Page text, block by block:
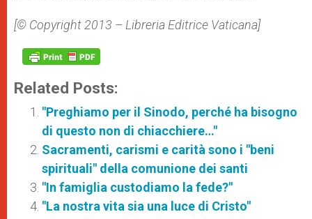
[© Copyright 2013 – Libreria Editrice Vaticana]
Related Posts:
"Preghiamo per il Sinodo, perché ha bisogno
di questo non di chiacchiere…"
Sacramenti, carismi e carità sono i "beni
spirituali" della comunione dei santi
"In famiglia custodiamo la fede?"
"La nostra vita sia una luce di Cristo"